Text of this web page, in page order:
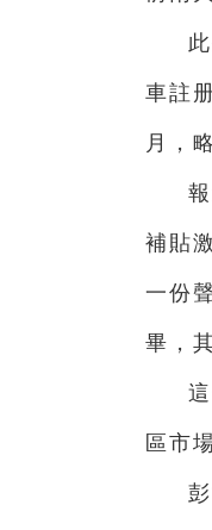
車註
月，
補貼
一份
畢，
區市